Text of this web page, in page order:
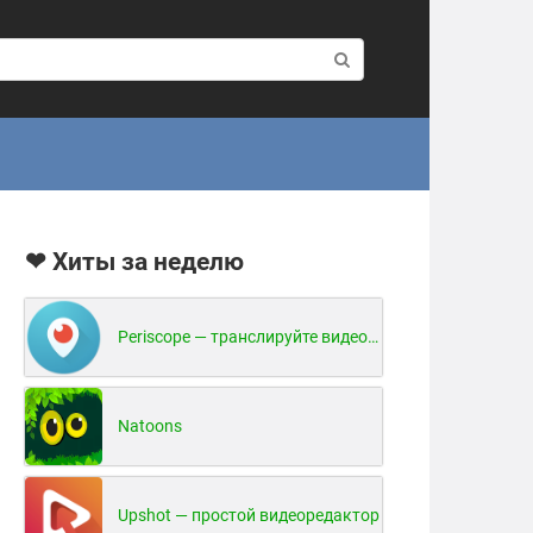
❤ Хиты за неделю
Periscope — транслируйте видео в реальном времени!
Natoons
Upshot — простой видеоредактор